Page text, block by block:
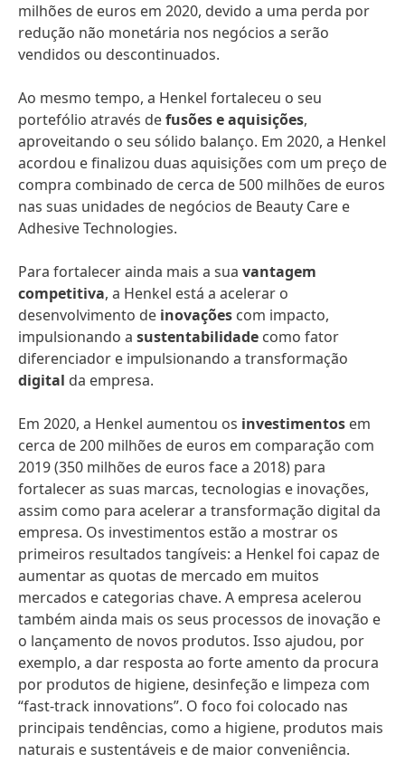
milhões de euros em 2020, devido a uma perda por
redução não monetária nos negócios a serão
vendidos ou descontinuados.
Ao mesmo tempo, a Henkel fortaleceu o seu
portefólio através defusões e aquisições,
aproveitando o seu sólido balanço. Em 2020, a Henkel
acordou e finalizou duas aquisições com um preço de
compra combinado de cerca de 500 milhões de euros
nas suas unidades de negócios de Beauty Care e
Adhesive Technologies.
Para fortalecer ainda mais a sua vantagem
competitiva, a Henkel está a acelerar o
desenvolvimento de inovações com impacto,
impulsionando a sustentabilidade como fator
diferenciador e impulsionando a transformação
digital da empresa.
Em 2020, a Henkel aumentou os investimentos em
cerca de 200 milhões de euros em comparação com
2019 (350 milhões de euros face a 2018) para
fortalecer as suas marcas, tecnologias e inovações,
assim como para acelerar a transformação digital da
empresa. Os investimentos estão a mostrar os
primeiros resultados tangíveis: a Henkel foi capaz de
aumentar as quotas de mercado em muitos
mercados e categorias chave. A empresa acelerou
também ainda mais os seus processos de inovação e
o lançamento de novos produtos. Isso ajudou, por
exemplo, a dar resposta ao forte amento da procura
por produtos de higiene, desinfeção e limpeza com
“fast-track innovations”. O foco foi colocado nas
principais tendências, como a higiene, produtos mais
naturais e sustentáveis e de maior conveniência.